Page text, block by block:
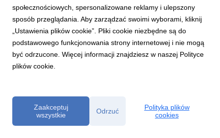
SMYK_WILD NATURE_AW2024_prawa do 08.2027_2185.jpg
grafika | Pobierz
społecznościowych, spersonalizowane reklamy i ulepszony
sposób przeglądania. Aby zarządzać swoimi wyborami, kliknij
„Ustawienia plików cookie”. Pliki cookie niezbędne są do
podstawowego funkcjonowania strony internetowej i nie mogą
być odrzucone. Więcej informacji znajdziesz w naszej Polityce
plików cookie.
Zaakceptuj
wszystkie
Odrzuć
Polityka plików
cookies